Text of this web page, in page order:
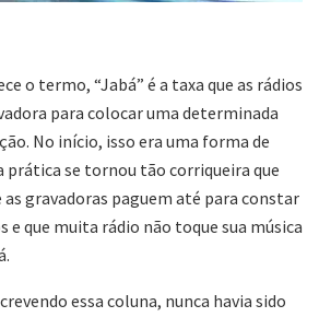
o termo, “Jabá” é a taxa que as rádios
para colocar uma determinada
No início, isso era uma forma de
prática se tornou tão corriqueira que
gravadoras paguem até para constar
e que muita rádio não toque sua música
essa coluna, nunca havia sido